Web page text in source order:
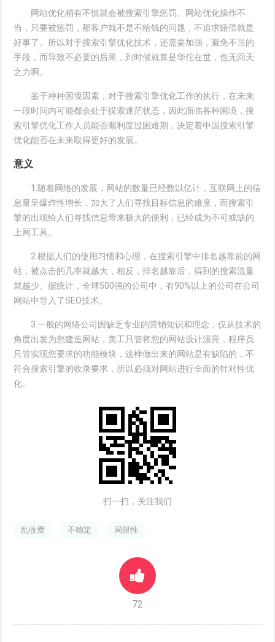
网站优化稍有不慎就会被搜索引擎惩罚。网站优化操作不
当，只要被惩罚，那客户就不是不给钱的问题，不追求赔偿就是
好事了。所以对于搜索引擎优化技术，还需要加强，避免不当的
手段，而导致不必要的后果，到时候就算是华佗在世，也无回天
之力啊。
鉴于种种困境因素，对于搜索引擎优化工作的执行，在未来
一段时间内可能都会处于摸索迷茫状态，因此面临各种困境，搜
索引擎优化工作人员能否顺利度过困难期，决定着中国搜索引擎
优化能否在未来取得更好的发展。
意义
1.随着网络的发展，网站的数量已经数以亿计，互联网上的信
息量呈爆炸性增长，加大了人们寻找目标信息的难度，而搜索引
擎的出现给人们寻找信息带来极大的便利，已经成为不可或缺的
上网工具。
2.根据人们的使用习惯和心理，在搜索引擎中排名越靠前的网
站，被点击的几率就越大，相反，排名越靠后，得到的搜索流量
就越少。据统计，全球500强的公司中，有90%以上的公司在公司
网站中导入了SEO技术。
3.一般的网络公司因缺乏专业的营销知识和理念，仅从技术的
角度出发为您建造网站，美工只管将您的网站设计漂亮，程序员
只管实现您要求的功能模块，这样做出来的网站是有缺陷的，不
符合搜索引擎的收录要求，所以必须对网站进行全面的针对性优
化。
扫一扫，关注我们
乱收费 不稳定 局限性
72